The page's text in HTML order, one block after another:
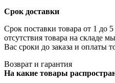
Срок доставки
Срок поставки товара от 1 до
отсутствия товара на складе
Вас сроки до заказа и оплаты
Возврат и гарантия
На какие товары